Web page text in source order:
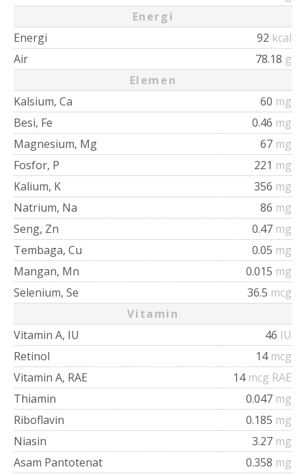
Energi
Energi
92 kcal
Air
78.18 g
Elemen
Kalsium, Ca
60 mg
Besi, Fe
0.46 mg
Magnesium, Mg
67 mg
Fosfor, P
221 mg
Kalium, K
356 mg
Natrium, Na
86 mg
Seng, Zn
0.47 mg
Tembaga, Cu
0.05 mg
Mangan, Mn
0.015 mg
Selenium, Se
36.5 mcg
Vitamin
Vitamin A, IU
46 IU
Retinol
14 mcg
Vitamin A, RAE
14 mcg RAE
Thiamin
0.047 mg
Riboflavin
0.185 mg
Niasin
3.27 mg
Asam Pantotenat
0.358 mg